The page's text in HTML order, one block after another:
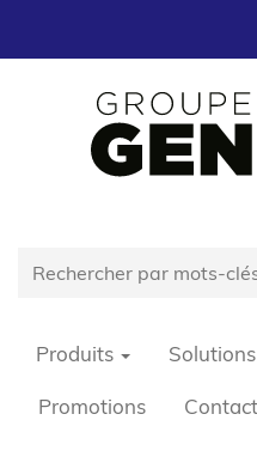
Produits
Promotions Contact